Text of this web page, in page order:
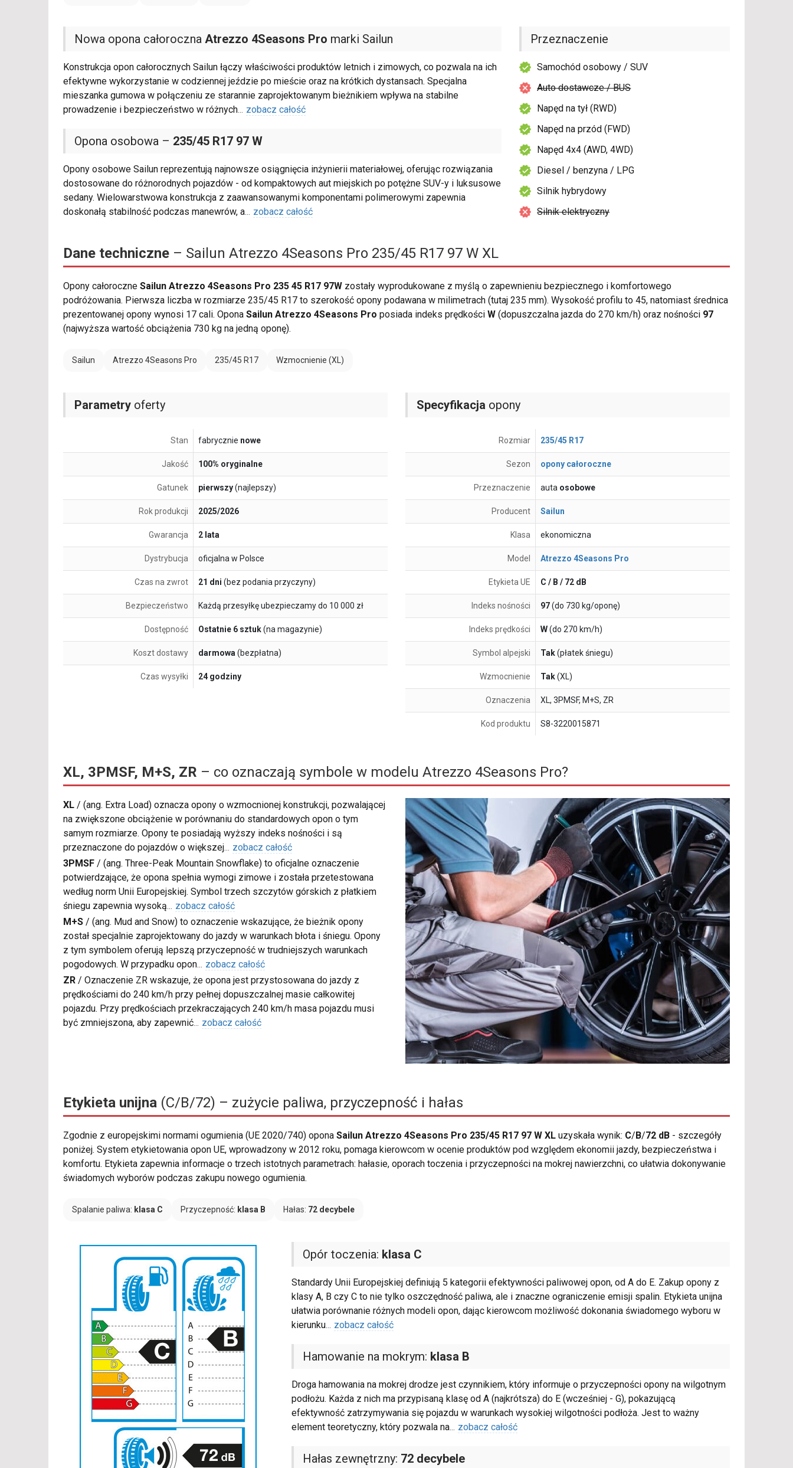
Nowa opona całoroczna Atrezzo 4Seasons Pro marki Sailun
Konstrukcja opon całorocznych Sailun łączy właściwości produktów letnich i zimowych, co pozwala na ich
efektywne wykorzystanie w codziennej jeździe po mieście oraz na krótkich dystansach. Specjalna
mieszanka gumowa w połączeniu ze starannie zaprojektowanym bieżnikiem wpływa na stabilne
prowadzenie i bezpieczeństwo w różnych... zobacz całość
Opona osobowa – 235/45 R17 97 W
Opony osobowe Sailun reprezentują najnowsze osiągnięcia inżynierii materiałowej, oferując rozwiązania
dostosowane do różnorodnych pojazdów - od kompaktowych aut miejskich po potężne SUV-y i luksusowe
sedany. Wielowarstwowa konstrukcja z zaawansowanymi komponentami polimerowymi zapewnia
doskonałą stabilność podczas manewrów, a... zobacz całość
Przeznaczenie
Samochód osobowy / SUV
Auto dostawcze / BUS
Napęd na tył (RWD)
Napęd na przód (FWD)
Napęd 4x4 (AWD, 4WD)
Diesel / benzyna / LPG
Silnik hybrydowy
Silnik elektryczny
Dane techniczne – Sailun Atrezzo 4Seasons Pro 235/45 R17 97 W XL
Opony całoroczne Sailun Atrezzo 4Seasons Pro 235 45 R17 97W zostały wyprodukowane z myślą o zapewnieniu bezpiecznego i komfortowego
podróżowania. Pierwsza liczba w rozmiarze 235/45 R17 to szerokość opony podawana w milimetrach (tutaj 235 mm). Wysokość profilu to 45, natomiast średnica
prezentowanej opony wynosi 17 cali. Opona Sailun Atrezzo 4Seasons Pro posiada indeks prędkości W (dopuszczalna jazda do 270 km/h) oraz nośności 97
(najwyższa wartość obciążenia 730 kg na jedną oponę).
Sailun Atrezzo 4Seasons Pro 235/45 R17 Wzmocnienie (XL)
Parametry oferty
Stan fabrycznie nowe
Jakość 100% oryginalne
Gatunek pierwszy(najlepszy)
Rok produkcji 2025/2026
Gwarancja 2 lata
Dystrybucja oficjalna w Polsce
Czas na zwrot 21 dni (bez podania przyczyny)
Bezpieczeństwo Każdą przesyłkę ubezpieczamy do 10 000 zł
Dostępność Ostatnie 6 sztuk(na magazynie)
Koszt dostawy darmowa(bezpłatna)
Czas wysyłki 24 godziny
Specyfikacja opony
Rozmiar 235/45 R17
Sezon opony całoroczne
Przeznaczenie auta osobowe
Producent Sailun
Klasa ekonomiczna
Model Atrezzo 4Seasons Pro
Etykieta UE C / B / 72 dB
Indeks nośności 97(do 730 kg/oponę)
Indeks prędkości W(do 270 km/h)
Symbol alpejski Tak(płatek śniegu)
Wzmocnienie Tak(XL)
Oznaczenia XL, 3PMSF, M+S, ZR
Kod produktu S8-3220015871
XL, 3PMSF, M+S, ZR – co oznaczają symbole w modelu Atrezzo 4Seasons Pro?
XL / (ang. Extra Load) oznacza opony o wzmocnionej konstrukcji, pozwalającej
na zwiększone obciążenie w porównaniu do standardowych opon o tym
samym rozmiarze. Opony te posiadają wyższy indeks nośności i są
przeznaczone do pojazdów o większej... zobacz całość
3PMSF / (ang. Three-Peak Mountain Snowflake) to oficjalne oznaczenie
potwierdzające, że opona spełnia wymogi zimowe i została przetestowana
według norm Unii Europejskiej. Symbol trzech szczytów górskich z płatkiem
śniegu zapewnia wysoką... zobacz całość
M+S / (ang. Mud and Snow) to oznaczenie wskazujące, że bieżnik opony
został specjalnie zaprojektowany do jazdy w warunkach błota i śniegu. Opony
z tym symbolem oferują lepszą przyczepność w trudniejszych warunkach
pogodowych. W przypadku opon... zobacz całość
ZR / Oznaczenie ZR wskazuje, że opona jest przystosowana do jazdy z
prędkościami do 240 km/h przy pełnej dopuszczalnej masie całkowitej
pojazdu. Przy prędkościach przekraczających 240 km/h masa pojazdu musi
być zmniejszona, aby zapewnić... zobacz całość
Etykieta unijna (C/B/72) – zużycie paliwa, przyczepność i hałas
Zgodnie z europejskimi normami ogumienia (UE 2020/740) opona Sailun Atrezzo 4Seasons Pro 235/45 R17 97 W XL uzyskała wynik: C/ B/72 dB - szczegóły
poniżej. System etykietowania opon UE, wprowadzony w 2012 roku, pomaga kierowcom w ocenie produktów pod względem ekonomii jazdy, bezpieczeństwa i
komfortu. Etykieta zapewnia informacje o trzech istotnych parametrach: hałasie, oporach toczenia i przyczepności na mokrej nawierzchni, co ułatwia dokonywanie
świadomych wyborów podczas zakupu nowego ogumienia.
Spalanie paliwa: klasa C Przyczepność: klasa B Hałas: 72 decybele
Opór toczenia: klasa C
Standardy Unii Europejskiej definiują 5 kategorii efektywności paliwowej opon, od A do E. Zakup opony z
klasy A, B czy C to nie tylko oszczędność paliwa, ale i znaczne ograniczenie emisji spalin. Etykieta unijna
ułatwia porównanie różnych modeli opon, dając kierowcom możliwość dokonania świadomego wyboru w
kierunku... zobacz całość
Hamowanie na mokrym: klasa B
Droga hamowania na mokrej drodze jest czynnikiem, który informuje o przyczepności opony na wilgotnym
podłożu. Każda z nich ma przypisaną klasę od A (najkrótsza) do E (wcześniej - G), pokazującą
efektywność zatrzymywania się pojazdu w warunkach wysokiej wilgotności podłoża. Jest to ważny
element teoretyczny, który pozwala na... zobacz całość
Hałas zewnętrzny: 72 decybele